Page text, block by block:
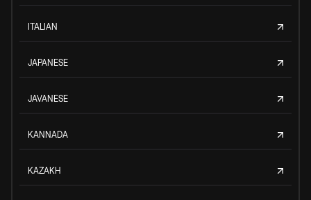
ITALIAN
JAPANESE
JAVANESE
KANNADA
KAZAKH